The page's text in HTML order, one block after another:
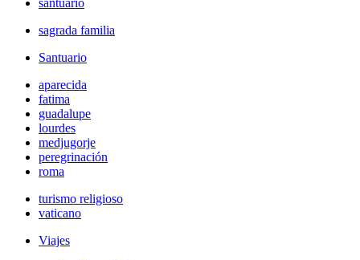
santuario
sagrada familia
Santuario
aparecida
fatima
guadalupe
lourdes
medjugorje
peregrinación
roma
turismo religioso
vaticano
Viajes